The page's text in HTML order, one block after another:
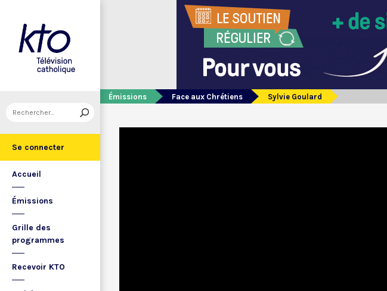
Se connecter
Accueil
Émissions
Grille des
programmes
Recevoir KTO
Émissions Face aux Chrétiens Sylvie Goulard